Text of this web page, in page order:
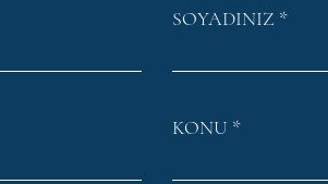
SOYADINIZ
KONU